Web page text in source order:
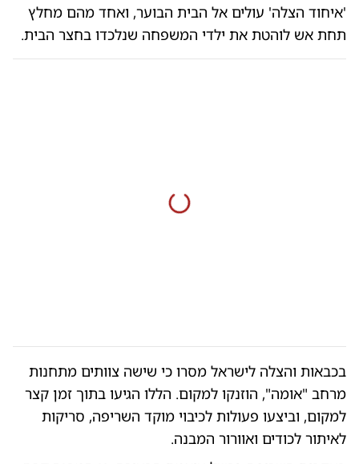
'איחוד הצלה' עולים אל הבית הבוער, ואחד מהם מחלץ
תחת אש לוהטת את ילדי המשפחה שנלכדו בחצר הבית.
בכבאות והצלה לישראל מסרו כי שישה צוותים מתחנות
מרחב "אומה", הוזנקו למקום. הללו הגיעו בתוך זמן קצר
למקום, וביצעו פעולות לכיבוי מוקד השריפה, סריקות
לאיתור לכודים ואוורור המבנה.